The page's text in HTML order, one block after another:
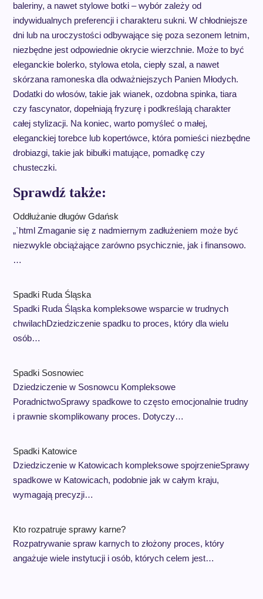
baleriny, a nawet stylowe botki – wybór zależy od
indywidualnych preferencji i charakteru sukni. W chłodniejsze
dni lub na uroczystości odbywające się poza sezonem letnim,
niezbędne jest odpowiednie okrycie wierzchnie. Może to być
eleganckie bolerko, stylowa etola, ciepły szal, a nawet
skórzana ramoneska dla odważniejszych Panien Młodych.
Dodatki do włosów, takie jak wianek, ozdobna spinka, tiara
czy fascynator, dopełniają fryzurę i podkreślają charakter
całej stylizacji. Na koniec, warto pomyśleć o małej,
eleganckiej torebce lub kopertówce, która pomieści niezbędne
drobiazgi, takie jak bibułki matujące, pomadkę czy
chusteczki.
Sprawdź także:
Oddłużanie długów Gdańsk
„`html Zmaganie się z nadmiernym zadłużeniem może być
niezwykle obciążające zarówno psychicznie, jak i finansowo.
…
Spadki Ruda Śląska
Spadki Ruda Śląska kompleksowe wsparcie w trudnych
chwilachDziedziczenie spadku to proces, który dla wielu
osób…
Spadki Sosnowiec
Dziedziczenie w Sosnowcu Kompleksowe
PoradnictwoSprawy spadkowe to często emocjonalnie trudny
i prawnie skomplikowany proces. Dotyczy…
Spadki Katowice
Dziedziczenie w Katowicach kompleksowe spojrzenieSprawy
spadkowe w Katowicach, podobnie jak w całym kraju,
wymagają precyzji…
Kto rozpatruje sprawy karne?
Rozpatrywanie spraw karnych to złożony proces, który
angażuje wiele instytucji i osób, których celem jest…